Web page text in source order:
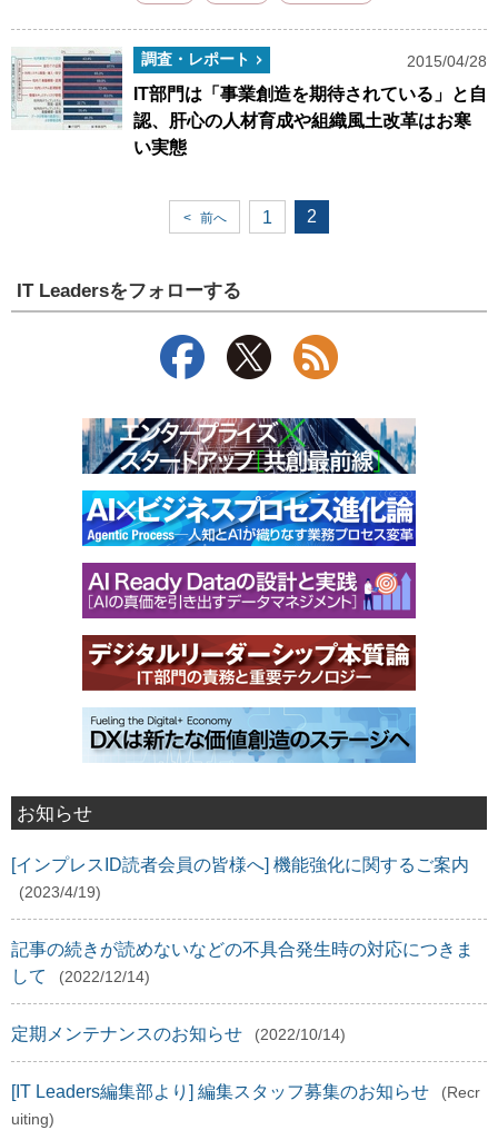
調査・レポート 2015/04/28
IT部門は「事業創造を期待されている」と自
認、肝心の人材育成や組織風土改革はお寒
い実態
< 前へ 1 2
IT Leadersをフォローする
お知らせ
[インプレスID読者会員の皆様へ] 機能強化に関するご案内
(2023/4/19)
記事の続きが読めないなどの不具合発生時の対応につきま
して
(2022/12/14)
定期メンテナンスのお知らせ (2022/10/14)
[IT Leaders編集部より] 編集スタッフ募集のお知らせ
(Recr
uiting)